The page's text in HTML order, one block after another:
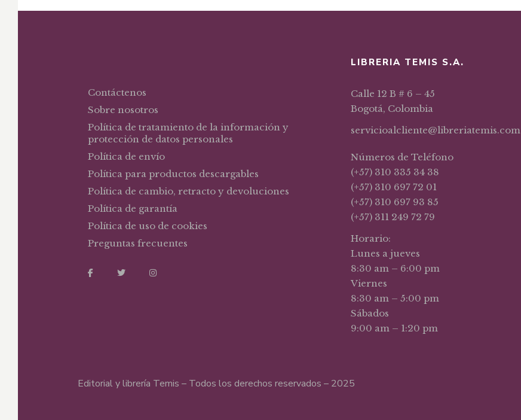
Contáctenos
Sobre nosotros
Política de tratamiento de la información y
protección de datos personales
Política de envío
Política para productos descargables
Política de cambio, retracto y devoluciones
Política de garantía
Política de uso de cookies
Preguntas frecuentes
LIBRERIA TEMIS S.A.
Calle 12 B # 6 – 45
Bogotá, Colombia
servicioalcliente@libreriatemis.com
Números de Teléfono
(+57) 310 335 34 38
(+57) 310 697 72 01
(+57) 310 697 93 85
(+57) 311 249 72 79
Horario:
Lunes a jueves
8:30 am – 6:00 pm
Viernes
8:30 am – 5:00 pm
Sábados
9:00 am – 1:20 pm
Editorial y librería Temis – Todos los derechos reservados – 2025